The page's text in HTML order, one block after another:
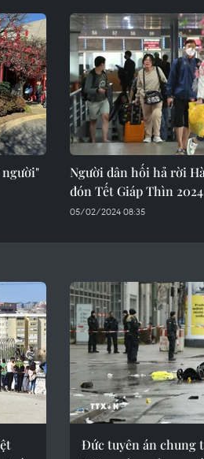
người"
Người dân hối hả rời
đón Tết Giáp Thìn 2024
05/02/2024 08:35
Đức tuyên án chung